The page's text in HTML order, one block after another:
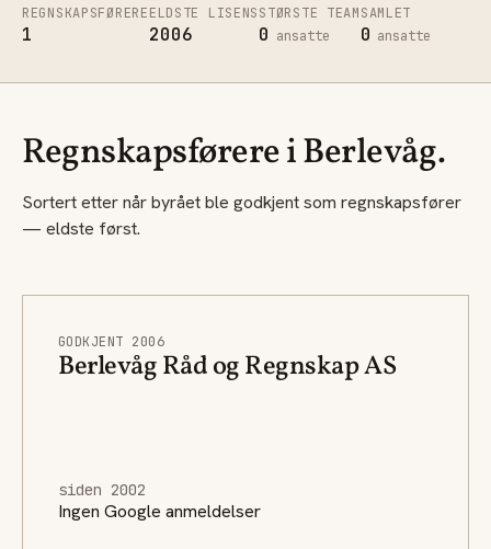
REGNSKAPSFØRERE
1
ELDSTE LISENS
2006
STØRSTE TEAM
0 ansatte
SAMLET
0 ansatte
Regnskapsførere i Berlevåg.
Sortert etter når byrået ble godkjent som regnskapsfører
— eldste først.
GODKJENT 2006
Berlevåg Råd og Regnskap AS
siden 2002
Ingen Google anmeldelser